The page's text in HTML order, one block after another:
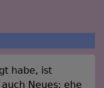
habe, ist
Neues; ehe